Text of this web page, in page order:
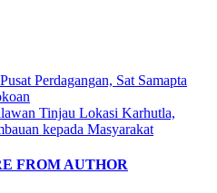
Perdagangan, Sat Samapta
Tinjau Lokasi Karhutla,
kepada Masyarakat
FROM AUTHOR